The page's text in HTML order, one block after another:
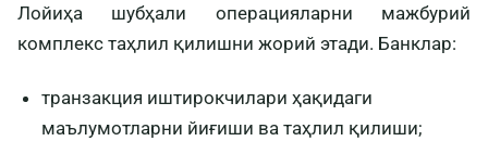
Лойиҳа шубҳали операцияларни мажбурий
комплекс таҳлил қилишни жорий этади. Банклар:
транзакция иштирокчилари ҳақидаги
маълумотларни йиғиши ва таҳлил қилиши;